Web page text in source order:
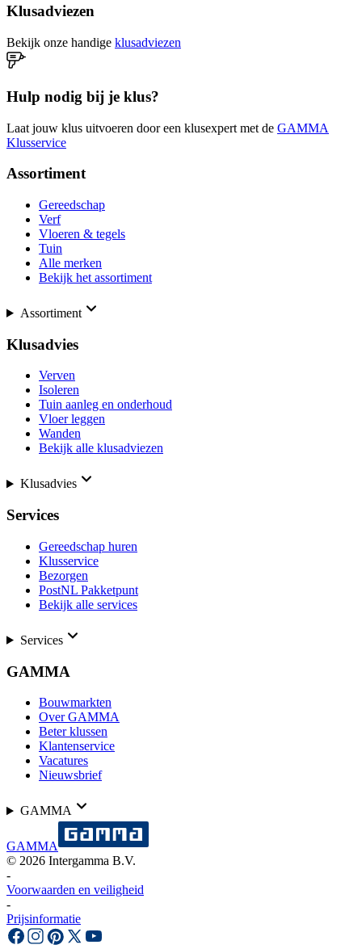
Klusadviezen
Bekijk onze handige klusadviezen
Hulp nodig bij je klus?
Laat jouw klus uitvoeren door een klusexpert met de GAMMA
Klusservice
Assortiment
Gereedschap
Verf
Vloeren & tegels
Tuin
Alle merken
Bekijk het assortiment
Assortiment
Klusadvies
Verven
Isoleren
Tuin aanleg en onderhoud
Vloer leggen
Wanden
Bekijk alle klusadviezen
Klusadvies
Services
Gereedschap huren
Klusservice
Bezorgen
PostNL Pakketpunt
Bekijk alle services
Services
GAMMA
Bouwmarkten
Over GAMMA
Beter klussen
Klantenservice
Vacatures
Nieuwsbrief
GAMMA
GAMMA
© 2026 Intergamma B.V.
-
Voorwaarden en veiligheid
-
Prijsinformatie